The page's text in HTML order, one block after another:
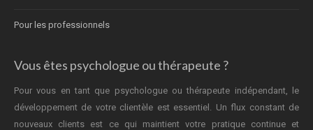
Pour les professionnels
Vous êtes psychologue ou thérapeute ?
Pour vous en tant que psychologue ou thérapeute indépendant, le
développement de votre clientèle est essentiel. Un flux constant de
nouveaux clients est ce qui maintient votre pratique continue et